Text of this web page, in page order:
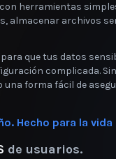
herramientas
almacenar archivos
que tus datos
complicada.
forma fácil de
Hecho para la vida
de usuarios.